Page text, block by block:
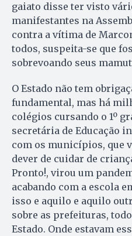
gaiato disse ter visto
manifestantes na
contra a vítima de
todos, suspeita-se que
sobrevoando seus
O Estado não tem
fundamental, mas há
colégios cursando o 1º
secretária de Educação
com os municípios, que
dever de cuidar de
Pronto!, virou um
acabando com a escola
isso e aquilo e aquilo
sobre as prefeituras,
Estado. Onde estavam